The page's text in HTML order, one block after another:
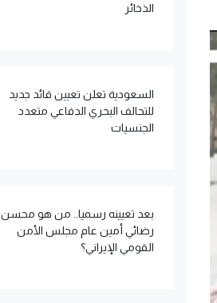
الذخائر
السعودية تعلن تعيين قائد جديد
للتحالف البحري الدفاعي متعدد
الجنسيات
بعد تعيينه رسميا.. من هو محسن
رضائي أمين عام مجلس الأمن
القومي الإيراني؟